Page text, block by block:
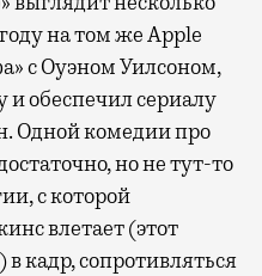
на том же Apple
с Оуэном Уилсоном,
и обеспечил сериалу
Одной комедии про
но не тут-то
с которой
влетает (этот
кадр, сопротивляться